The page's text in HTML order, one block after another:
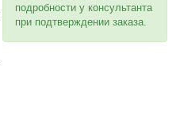
подробности у консультанта
при подтверждении заказа.